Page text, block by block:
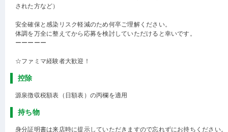
された方など）
安全確保と感染リスク軽減のため何卒ご理解ください。
体調を万全に整えてから応募を検討していただけると幸いです。
ーーーーー
☆ファミマ経験者大歓迎！
控除
源泉徴収税額表（日額表）の丙欄を適用
持ち物
身分証明書は来店時に提示していただきますので忘れずにお持ちください。